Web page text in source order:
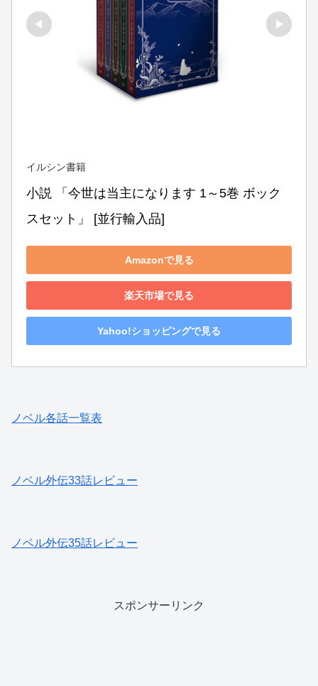
イルシン書籍
小説 「今世は当主になります 1～5巻 ボック
スセット」 [並行輸入品]
Amazonで見る
楽天市場で見る
Yahoo!ショッピングで見る
ノベル各話一覧表
ノベル外伝33話レビュー
ノベル外伝35話レビュー
スポンサーリンク